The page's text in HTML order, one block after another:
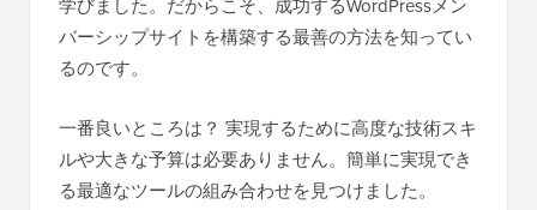
学びました。だからこそ、成功するWordPressメン
バーシップサイトを構築する最善の方法を知ってい
るのです。
一番良いところは？ 実現するために高度な技術スキ
ルや大きな予算は必要ありません。簡単に実現でき
る最適なツールの組み合わせを見つけました。